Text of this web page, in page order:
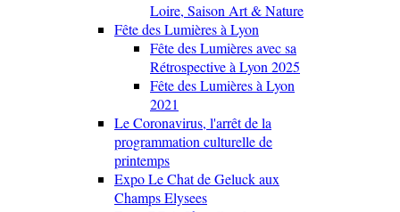
Loire, Saison Art & Nature
Fête des Lumières à Lyon
Fête des Lumières avec sa
Rétrospective à Lyon 2025
Fête des Lumières à Lyon
2021
Le Coronavirus, l'arrêt de la
programmation culturelle de
printemps
Expo Le Chat de Geluck aux
Champs Elysees